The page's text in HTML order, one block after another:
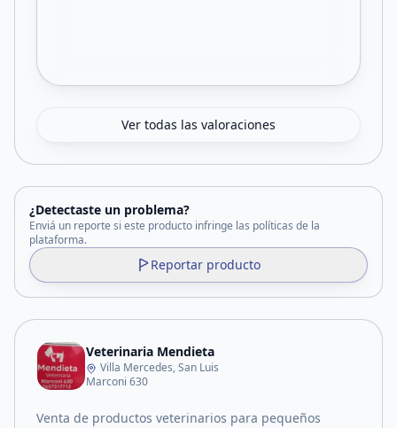
Ver todas las valoraciones
¿Detectaste un problema?
Enviá un reporte si este producto infringe las políticas de la
plataforma.
Reportar producto
Veterinaria Mendieta
Villa Mercedes, San Luis
Marconi 630
Venta de productos veterinarios para pequeños